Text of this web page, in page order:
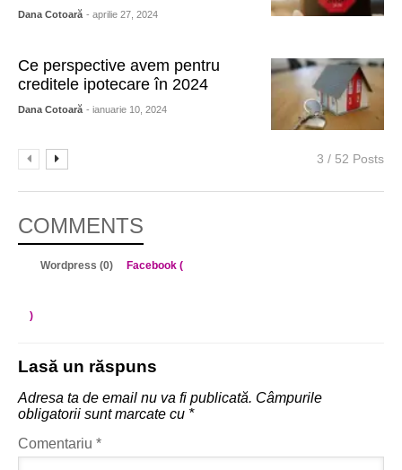
Dana Cotoară - aprilie 27, 2024
Ce perspective avem pentru
creditele ipotecare în 2024
Dana Cotoară - ianuarie 10, 2024
3 / 52 Posts
COMMENTS
Wordpress (0) Facebook (
)
Lasă un răspuns
Adresa ta de email nu va fi publicată. Câmpurile
obligatorii sunt marcate cu *
Comentariu *